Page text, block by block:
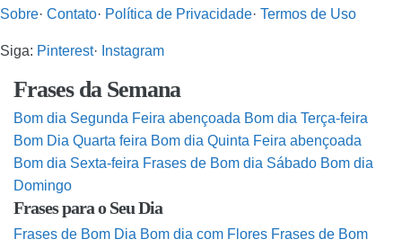
Sobre· Contato· Política de Privacidade· Termos de Uso
Siga: Pinterest· Instagram
Frases da Semana
Bom dia Segunda Feira abençoada Bom dia Terça-feira
Bom Dia Quarta feira Bom dia Quinta Feira abençoada
Bom dia Sexta-feira Frases de Bom dia Sábado Bom dia
Domingo
Frases para o Seu Dia
Frases de Bom Dia Bom dia com Flores Frases de Bom